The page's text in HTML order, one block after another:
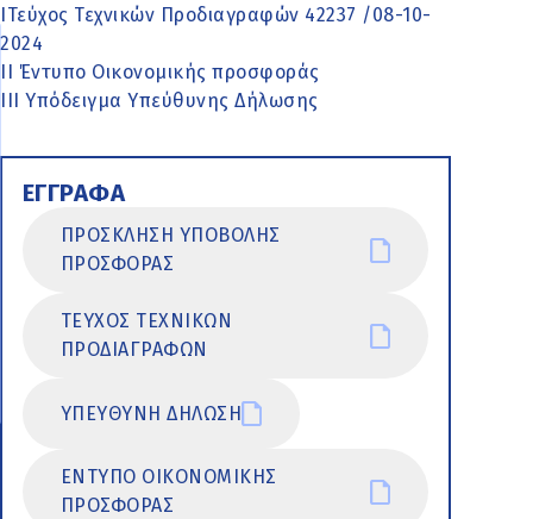
ΙΤεύχος Τεχνικών Προδιαγραφών 42237 /08-10-
2024
ΙΙ Έντυπο Οικονομικής προσφοράς
ΙΙΙ Υπόδειγμα Υπεύθυνης Δήλωσης
ΕΓΓΡΑΦΑ
ΠΡΟΣΚΛΗΣΗ ΥΠΟΒΟΛΗΣ
ΠΡΟΣΦΟΡΑΣ
ΤΕΥΧΟΣ ΤΕΧΝΙΚΩΝ
ΠΡΟΔΙΑΓΡΑΦΩΝ
ΥΠΕΥΘΥΝΗ ΔΗΛΩΣΗ
ΕΝΤΥΠΟ ΟΙΚΟΝΟΜΙΚΗΣ
ΠΡΟΣΦΟΡΑΣ